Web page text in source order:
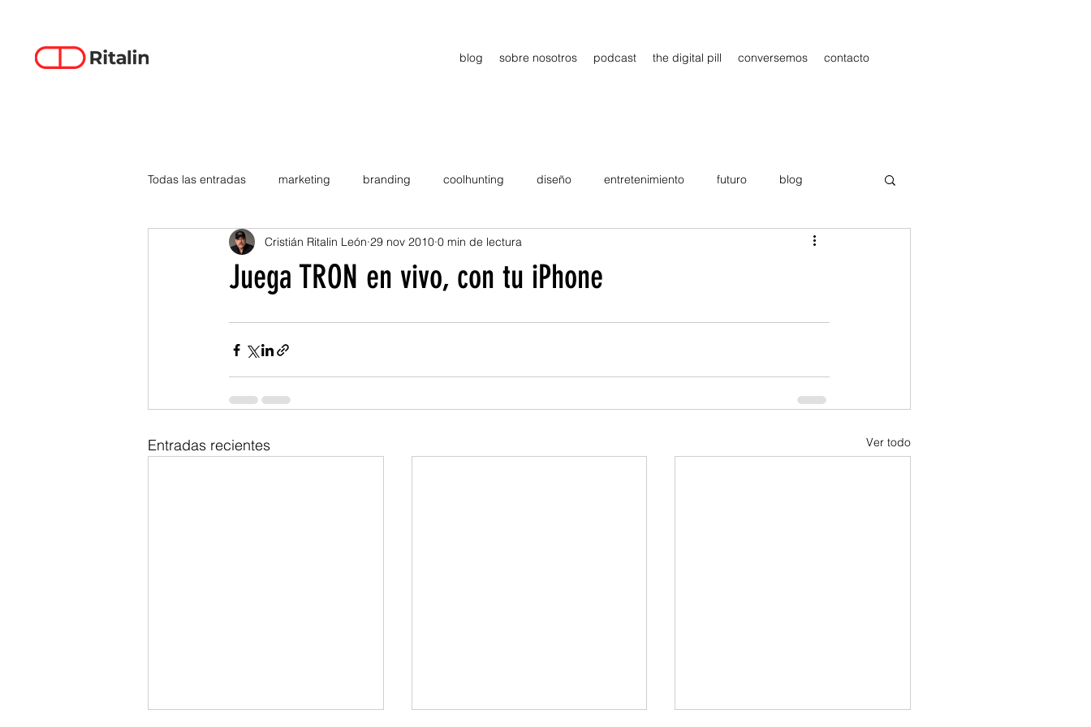
blog sobre nosotros podcast the digital pill conversemos contacto
Todas las entradas marketing branding coolhunting diseño entretenimiento futuro blog
data-driven creativity emprendimiento estrategia Publicidad
Juega TRON en vivo, con tu iPhone
Cristián Ritalin León 29 nov 2010 0 min de lectura
Entradas recientes Ver todo